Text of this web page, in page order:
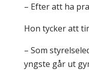
– Efter att ha
Hon tycker att
– Som
yngste går ut